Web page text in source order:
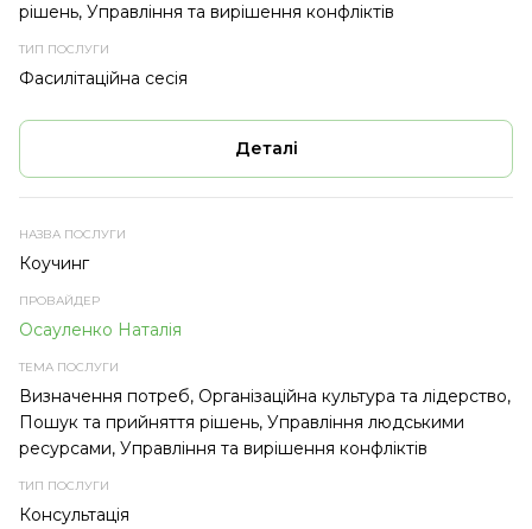
рішень, Управління та вирішення конфліктів
Фасилітаційна сесія
Деталі
Коучинг
Осауленко Наталія
Визначення потреб, Організаційна культура та лідерство,
Пошук та прийняття рішень, Управління людськими
ресурсами, Управління та вирішення конфліктів
Консультація